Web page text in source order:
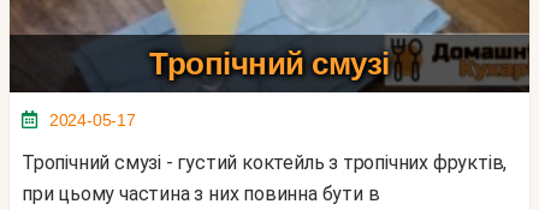
Тропічний смузі
2024-05-17
Тропічний смузі - густий коктейль з тропічних фруктів,
при цьому частина з них повинна бути в